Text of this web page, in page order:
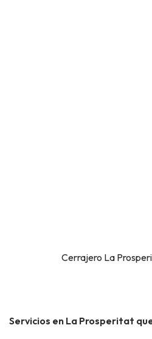
Cerrajero La
Servicios en La Prosperitat